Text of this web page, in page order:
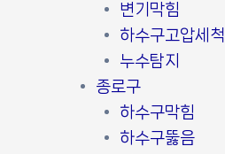
변기막힘
하수구고압세척
누수탐지
종로구
하수구막힘
하수구뚫음